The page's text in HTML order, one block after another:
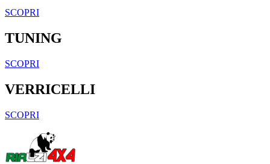
SCOPRI
TUNING
SCOPRI
VERRICELLI
SCOPRI